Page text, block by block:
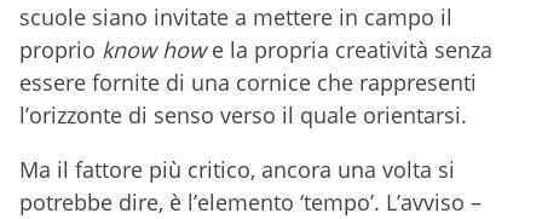
scuole siano invitate a mettere in campo il
proprio know howe la propria creatività senza
essere fornite di una cornice che rappresenti
l’orizzonte di senso verso il quale orientarsi.
Ma il fattore più critico, ancora una volta si
potrebbe dire, è l’elemento ‘tempo’. L’avviso –